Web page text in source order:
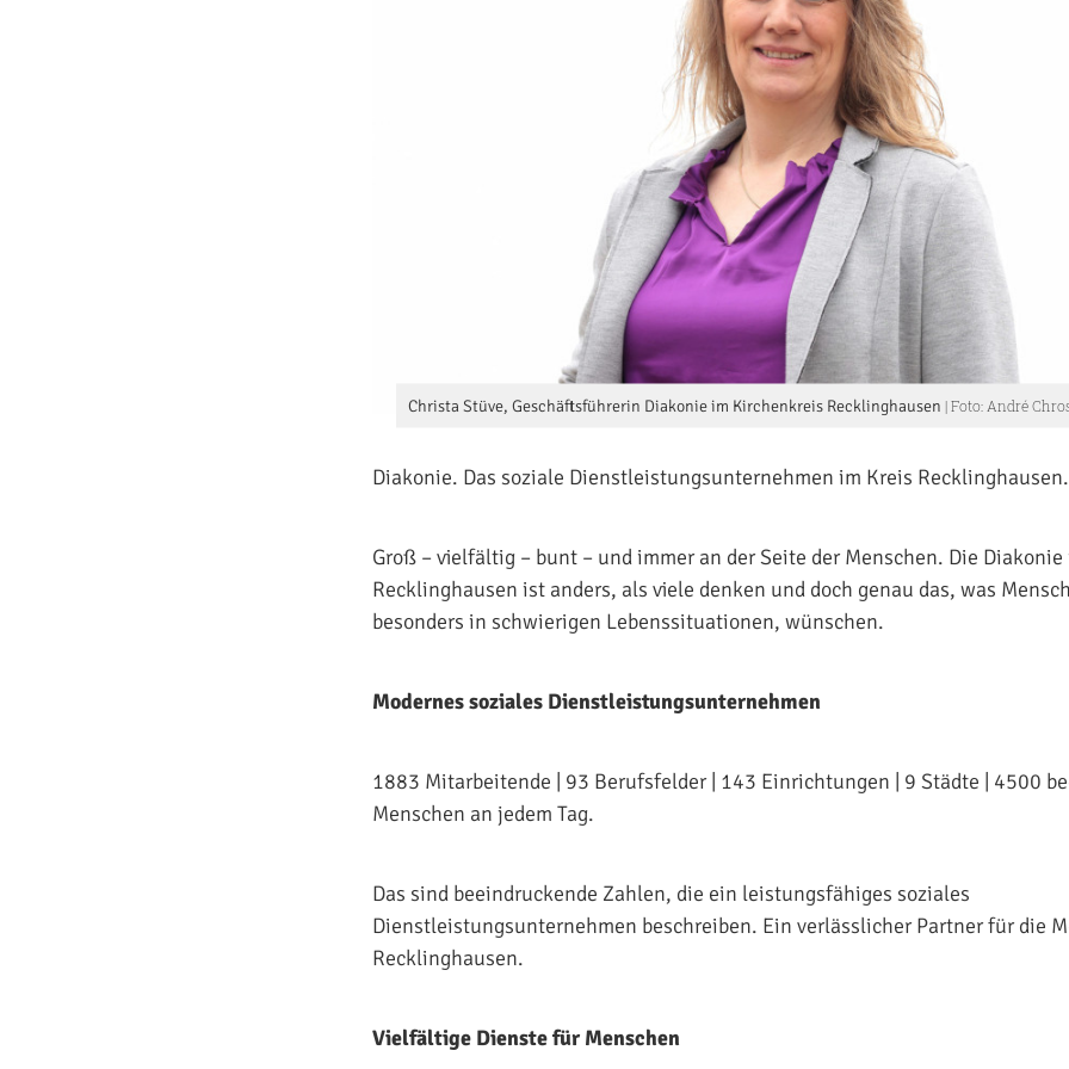
Christa Stüve, Geschäftsführerin Diakonie im Kirchenkreis Recklinghausen | Foto: André
Diakonie. Das soziale Dienstleistungsunternehmen im Kreis Recklinghausen.
Groß – vielfältig – bunt – und immer an der Seite der Menschen. Die
Recklinghausen ist anders, als viele denken und doch genau das, was
besonders in schwierigen Lebenssituationen, wünschen.
Modernes soziales Dienstleistungsunternehmen
1883 Mitarbeitende | 93 Berufsfelder | 143 Einrichtungen | 9 Städte | 4500
Menschen an jedem Tag.
Das sind beeindruckende Zahlen, die ein leistungsfähiges soziales
Dienstleistungsunternehmen beschreiben. Ein verlässlicher Partner für die
Recklinghausen.
Vielfältige Dienste für Menschen